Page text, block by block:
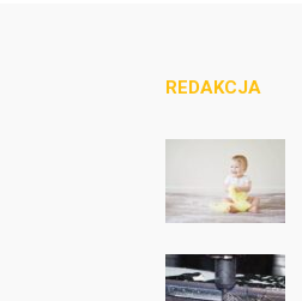
REDAKCJA